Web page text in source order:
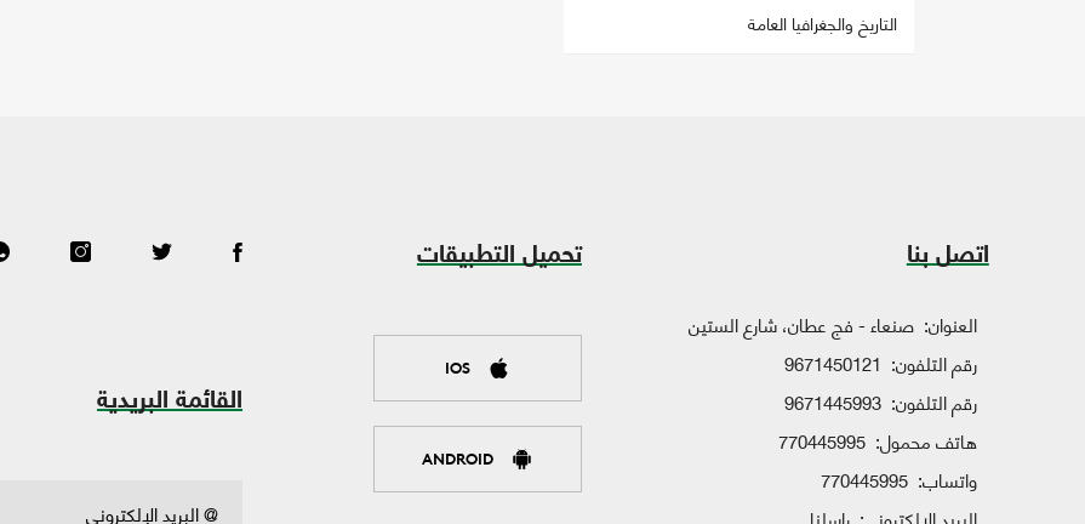
التاريخ والجغرافيا العامة
اتصل بنا
العنوان: صنعاء - فج عطان، شارع الستين
رقم التلفون: 9671450121
رقم التلفون: 9671445993
هاتف محمول: 770445995
واتساب: 770445995
تحميل التطبيقات
IOS
ANDROID
القائمة البريدية